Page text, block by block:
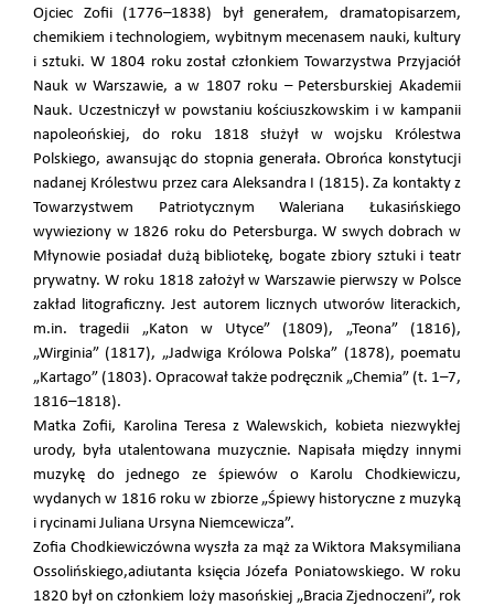
Ojciec Zofii (1776–1838) był generałem, dramatopisarzem,
chemikiem i technologiem, wybitnym mecenasem nauki, kultury
i sztuki. W 1804 roku został członkiem Towarzystwa Przyjaciół
Nauk w Warszawie, a w 1807 roku – Petersburskiej Akademii
Nauk. Uczestniczył w powstaniu kościuszkowskim i w kampanii
napoleońskiej, do roku 1818 służył w wojsku Królestwa
Polskiego, awansując do stopnia generała. Obrońca konstytucji
nadanej Królestwu przez cara Aleksandra I (1815). Za kontakty z
Towarzystwem Patriotycznym Waleriana Łukasińskiego
wywieziony w 1826 roku do Petersburga. W swych dobrach w
Młynowie posiadał dużą bibliotekę, bogate zbiory sztuki i teatr
prywatny. W roku 1818 założył w Warszawie pierwszy w Polsce
zakład litograficzny. Jest autorem licznych utworów literackich,
m.in. tragedii „Katon w Utyce” (1809), „Teona” (1816),
„Wirginia” (1817), „Jadwiga Królowa Polska” (1878), poematu
„Kartago” (1803). Opracował także podręcznik „Chemia” (t. 1–7,
1816–1818).
Matka Zofii, Karolina Teresa z Walewskich, kobieta niezwykłej
urody, była utalentowana muzycznie. Napisała między innymi
muzykę do jednego ze śpiewów o Karolu Chodkiewiczu,
wydanych w 1816 roku w zbiorze „Śpiewy historyczne z muzyką
i rycinami Juliana Ursyna Niemcewicza”.
Zofia Chodkiewiczówna wyszła za mąż za Wiktora Maksymiliana
Ossolińskiego,adiutanta księcia Józefa Poniatowskiego. W roku
1820 był on członkiem loży masońskiej „Bracia Zjednoczeni”, rok